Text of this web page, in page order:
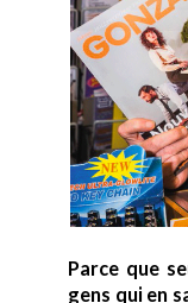
Parce que
gens qui en